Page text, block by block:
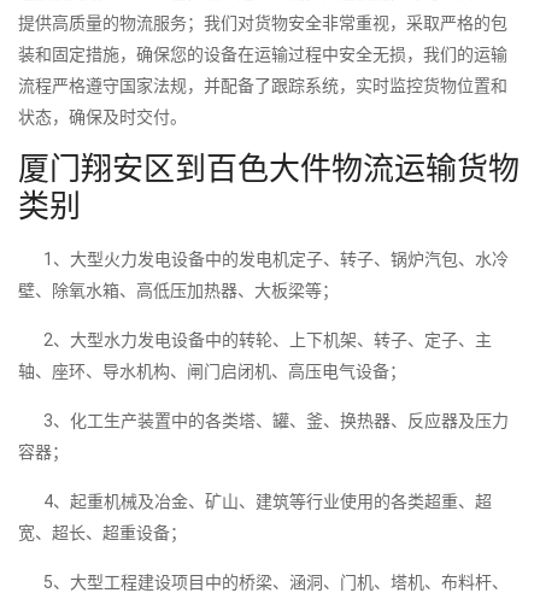
提供高质量的物流服务；我们对货物安全非常重视，采取严格的包
装和固定措施，确保您的设备在运输过程中安全无损，我们的运输
流程严格遵守国家法规，并配备了跟踪系统，实时监控货物位置和
状态，确保及时交付。
厦门翔安区到百色大件物流运输货物
类别
1、大型火力发电设备中的发电机定子、转子、锅炉汽包、水冷
壁、除氧水箱、高低压加热器、大板梁等；
2、大型水力发电设备中的转轮、上下机架、转子、定子、主
轴、座环、导水机构、闸门启闭机、高压电气设备；
3、化工生产装置中的各类塔、罐、釜、换热器、反应器及压力
容器；
4、起重机械及冶金、矿山、建筑等行业使用的各类超重、超
宽、超长、超重设备；
5、大型工程建设项目中的桥梁、涵洞、门机、塔机、布料杆、